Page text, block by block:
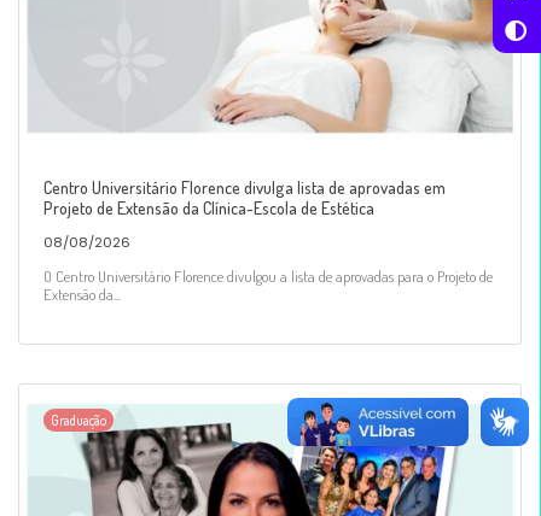
Centro Universitário Florence divulga lista de aprovadas em
Projeto de Extensão da Clínica-Escola de Estética
08/08/2026
O Centro Universitário Florence divulgou a lista de aprovadas para o Projeto de
Extensão da...
Graduação